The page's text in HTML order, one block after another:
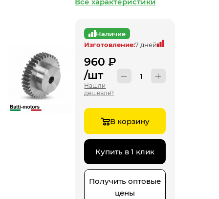
Наличие
Изготовление:7 дней
960 ₽
/шт
Нашли
дешевле?
В корзину
Купить в 1 клик
Получить оптовые
цены